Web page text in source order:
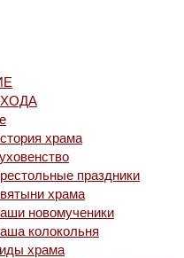
храма
праздники
храма
новомученики
колокольня
храма